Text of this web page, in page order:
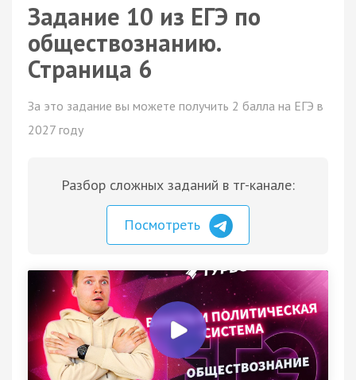
Задание 10 из ЕГЭ по
обществознанию.
Страница 6
За это задание вы можете получить 2 балла на ЕГЭ в
2027 году
Разбор сложных заданий в тг-канале:
Посмотреть